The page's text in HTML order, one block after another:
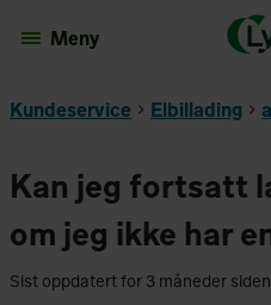
Meny
Kundeservice Elbillading
Kan jeg fortsatt
om jeg ikke har
Sist oppdatert for 3 måneder siden